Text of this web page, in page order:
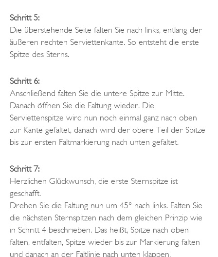
Schritt 5:
Die überstehende Seite falten Sie nach links, entlang der
äußeren rechten Serviettenkante. So entsteht die erste
Spitze des Sterns.
Schritt 6:
Anschließend falten Sie die untere Spitze zur Mitte.
Danach öffnen Sie die Faltung wieder. Die
Serviettenspitze wird nun noch einmal ganz nach oben
zur Kante gefaltet, danach wird der obere Teil der Spitze
bis zur ersten Faltmarkierung nach unten gefaltet.
Schritt 7:
Herzlichen Glückwunsch, die erste Sternspitze ist
geschafft.
Drehen Sie die Faltung nun um 45° nach links. Falten Sie
die nächsten Sternspitzen nach dem gleichen Prinzip wie
in Schritt 4 beschrieben. Das heißt, Spitze nach oben
falten, entfalten, Spitze wieder bis zur Markierung falten
und danach an der Faltlinie nach unten klappen.